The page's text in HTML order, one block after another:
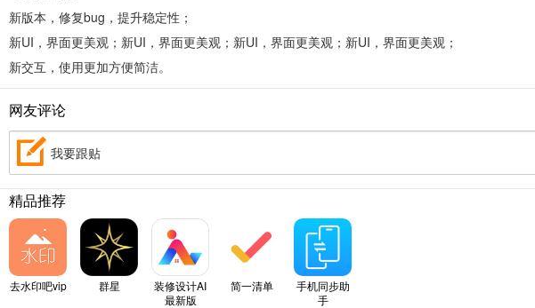
新版本，修复bug，提升稳定性；
新UI，界面更美观；新UI，界面更美观；新UI，界面更美观；新UI，界面更美观；
新交互，使用更加方便简洁。
网友评论
我要跟贴
精品推荐
去水印吧vip 群星
装修设计AI
最新版
简一清单
手机同步助
手